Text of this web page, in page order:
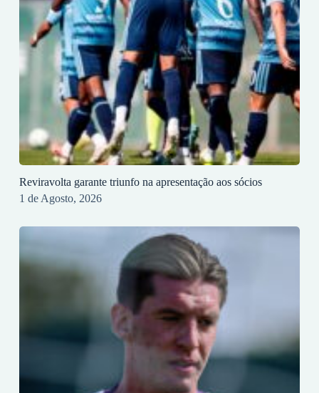
Reviravolta garante triunfo na apresentação aos sócios
1 de Agosto, 2026